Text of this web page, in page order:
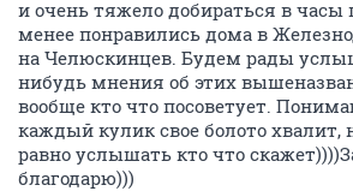
и очень тяжело добираться в часы
менее понравились дома в
на Челюскинцев. Будем рады
нибудь мнения об этих
вообще кто что посоветует.
каждый кулик свое болото хвалит,
равно услышать кто что
благодарю)))